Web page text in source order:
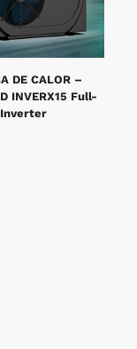
DE CALOR –
INVERX15 Full-
Inverter